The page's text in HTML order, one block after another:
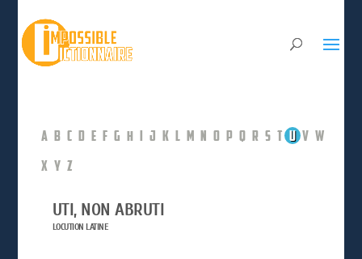
A B C D E F G H I J K L M N O P Q R S T U V W
X Y Z
UTI, NON ABRUTI
LOCUTION LATINE